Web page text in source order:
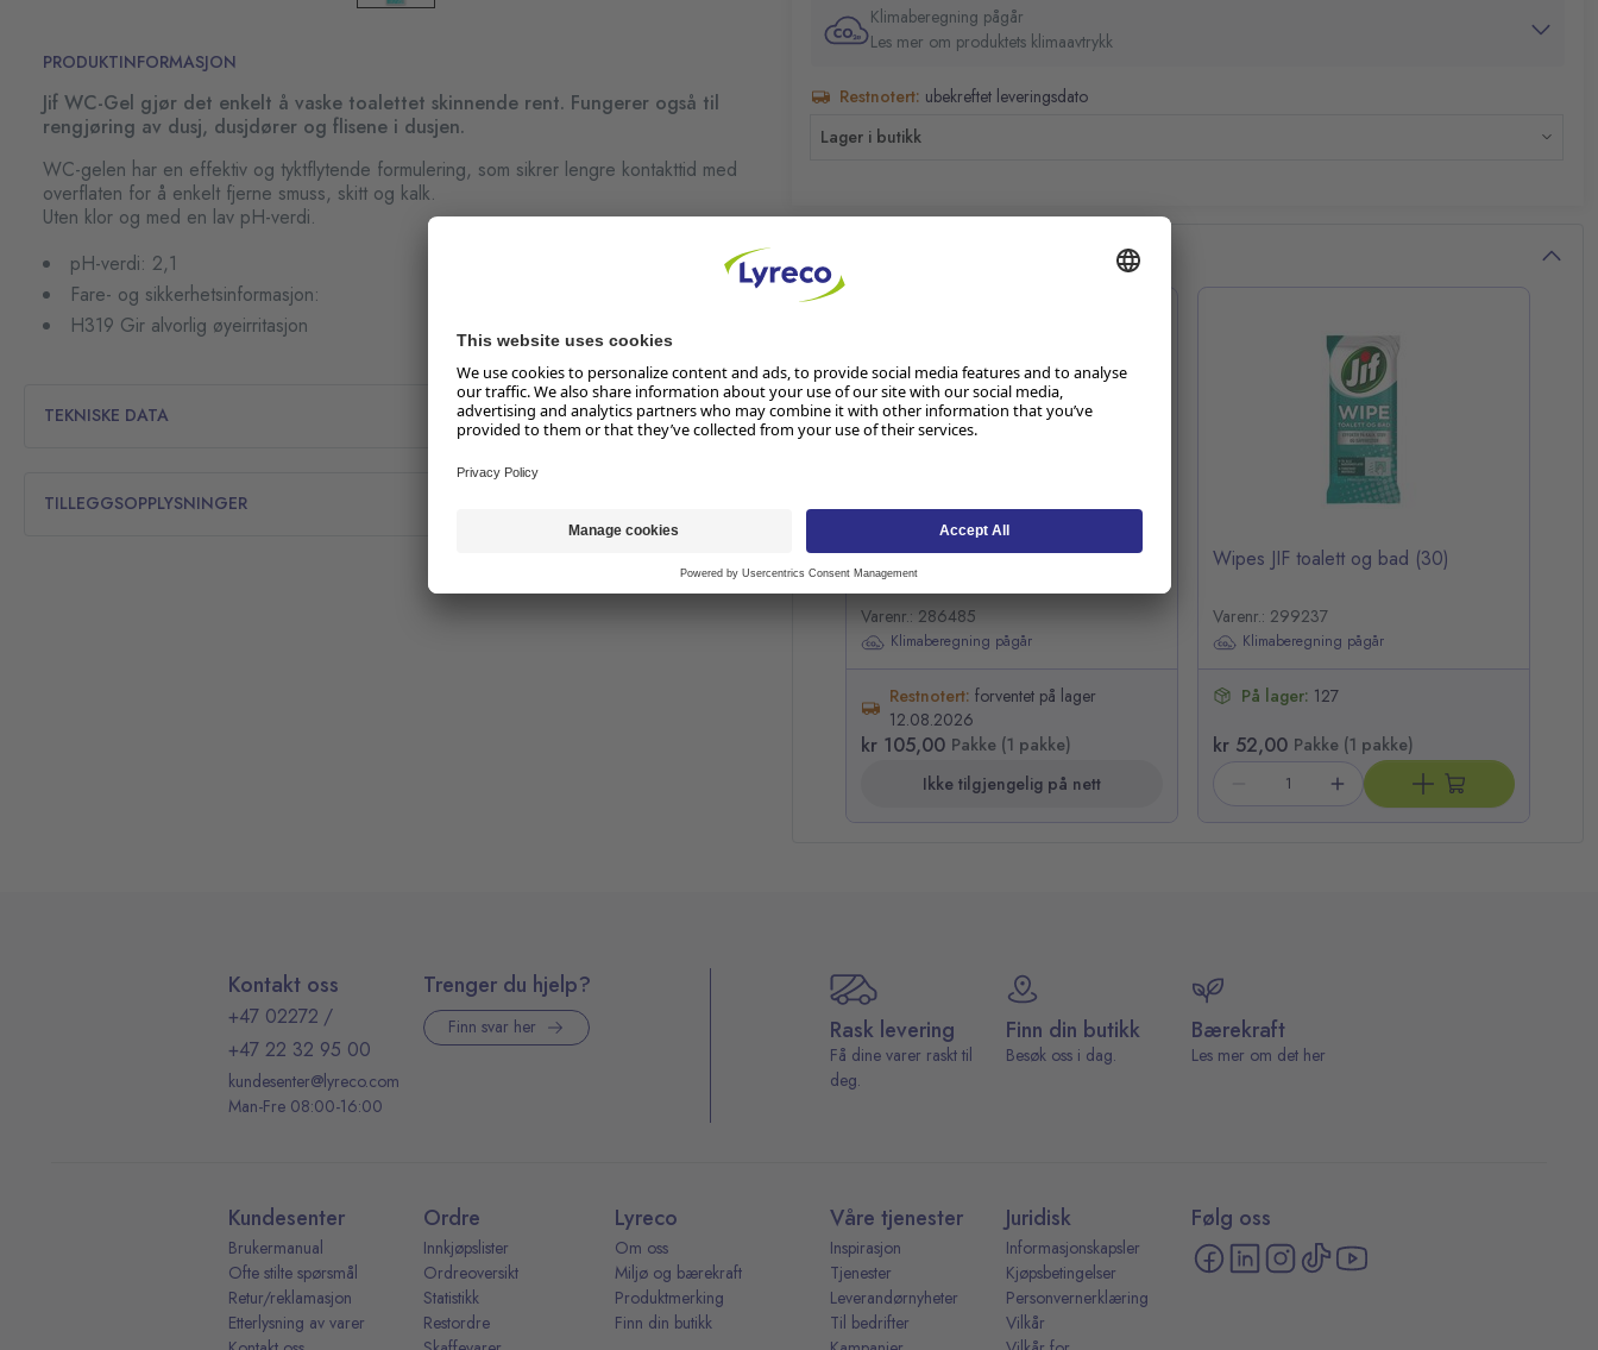
PRODUKTINFORMASJON
Jif WC-Gel gjør det enkelt å vaske toalettet skinnende rent. Fungerer også til
rengjøring av dusj, dusjdører og flisene i dusjen.
WC-gelen har en effektiv og tyktflytende formulering, som sikrer lengre kontakttid med
overflaten for å enkelt fjerne smuss, skitt og kalk.
Uten klor og med en lav pH-verdi.
pH-verdi: 2,1
Fare- og sikkerhetsinformasjon:
H319 Gir alvorlig øyeirritasjon
TEKNISKE DATA
TILLEGGSOPPLYSNINGER
Klimaberegning pågår
Les mer om produktets klimaavtrykk
Restnotert: ubekreftet leveringsdato
Lager i butikk
Hopp over listen
Engangsvåtmopp JIF Baderom (10)
Varenr.: 286485
Klimaberegning pågår
Restnotert: forventet på lager
12.08.2026
kr 105,00 Pakke (1 pakke)
Ikke tilgjengelig på nett
Wipes JIF toalett og bad (30)
Varenr.: 299237
Klimaberegning pågår
På lager: 127
kr 52,00 Pakke (1 pakke)
Kontakt oss
+47 02272 /
+47 22 32 95 00
kundesenter@lyreco.com
Man-Fre 08:00-16:00
Trenger du hjelp?
Finn svar her Rask levering
Få dine varer raskt til
deg.
Finn din butikk
Besøk oss i dag.
Bærekraft
Les mer om det her
Kundesenter
Brukermanual
Ofte stilte spørsmål
Retur/reklamasjon
Etterlysning av varer
Ordre
Innkjøpslister
Ordreoversikt
Statistikk
Restordre
Lyreco
Om oss
Miljø og bærekraft
Produktmerking
Finn din butikk
Våre tjenester
Inspirasjon
Tjenester
Leverandørnyheter
Til bedrifter
Juridisk
Informasjonskapsler
Kjøpsbetingelser
Personvernerklæring
Vilkår
Følg oss